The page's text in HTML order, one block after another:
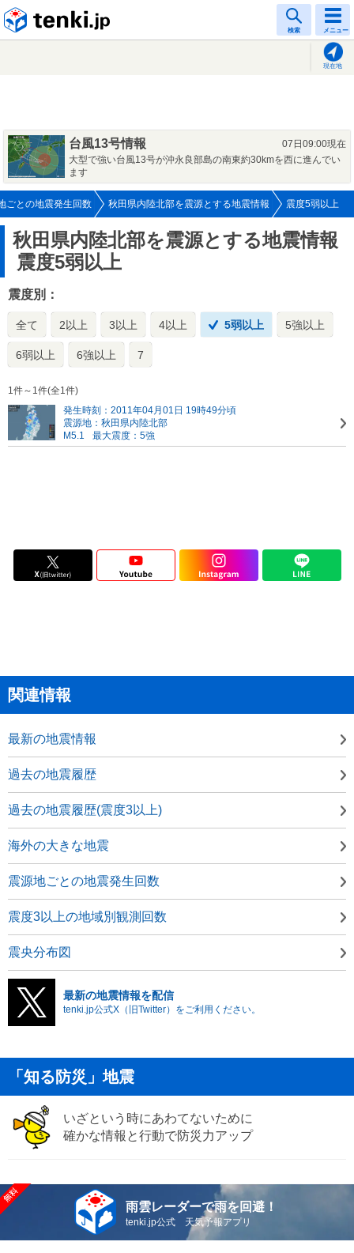
検索 メニュー
現在地
台風13号情報
07日09:00現在
大型で強い台風13号が沖永良部島の南東約30kmを西に進んでい
ます
ごとの地震発生回数 秋田県内陸北部を震源とする地震情報 震度5弱以上
秋田県内陸北部を震源とする地震情報
震度5弱以上
震度別：
全て 2以上 3以上 4以上 5弱以上 5強以上
6弱以上 6強以上 7
1件～1件(全1件)
発生時刻：2011年04月01日 19時49分頃
震源地：秋田県内陸北部
M5.1
最大震度：5強
関連情報
最新の地震情報
過去の地震履歴
過去の地震履歴(震度3以上)
海外の大きな地震
震源地ごとの地震発生回数
震度3以上の地域別観測回数
震央分布図
最新の地震情報を配信
tenki.jp公式X（旧Twitter）をご利用ください。
「知る防災」地震
いざという時にあわてないために
確かな情報と行動で防災力アップ
雨雲レーダーで雨を回避！
tenki.jp公式 天気予報アプリ